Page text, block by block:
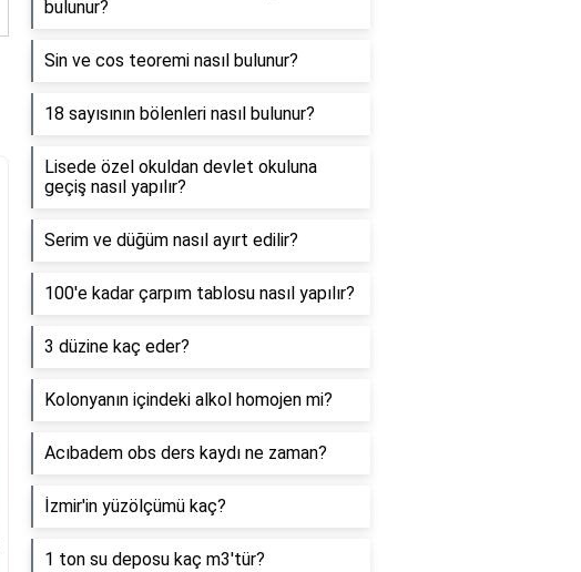
bulunur?
Sin ve cos teoremi nasıl bulunur?
18 sayısının bölenleri nasıl bulunur?
Lisede özel okuldan devlet okuluna
geçiş nasıl yapılır?
Serim ve düğüm nasıl ayırt edilir?
100'e kadar çarpım tablosu nasıl yapılır?
3 düzine kaç eder?
Kolonyanın içindeki alkol homojen mi?
Acıbadem obs ders kaydı ne zaman?
İzmir'in yüzölçümü kaç?
1 ton su deposu kaç m3'tür?